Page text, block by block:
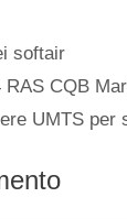
softair
RAS CQB
UMTS per